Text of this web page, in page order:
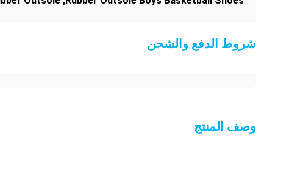
شروط الدفع والشحن
وصف المنتج